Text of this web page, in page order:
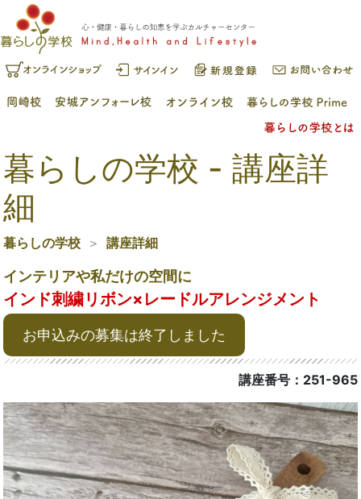
暮らしの学校 - 講座詳
細
暮らしの学校 講座詳細
インテリアや私だけの空間に
インド刺繍リボン×レードルアレンジメント
お申込みの募集は終了しました
講座番号：251-965